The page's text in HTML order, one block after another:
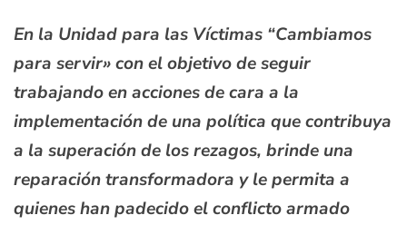
En la Unidad para las Víctimas “Cambiamos
para servir» con el objetivo de seguir
trabajando en acciones de cara a la
implementación de una política que contribuya
a la superación de los rezagos, brinde una
reparación transformadora y le permita a
quienes han padecido el conflicto armado